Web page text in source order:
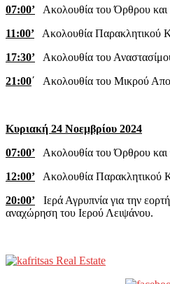
07:00’ Ακολουθία του Όρθρου και
11:00’ Ακολουθία Παρακλητικού
17:30’ Ακολουθία του
21:00΄ Ακολουθία του Μικρού
Κυριακή 24 Νοεμβρίου 2024
07:00’ Ακολουθία του Όρθρου και
12:00’ Ακολουθία Παρακλητικού
20:00’ Ιερά Αγρυπνία για την
αναχώρηση του Ιερού Λειψάνου.